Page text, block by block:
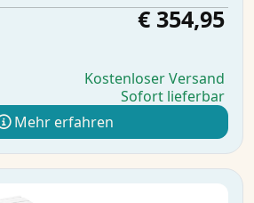
€ 354,95
Kostenloser Versand
Sofort lieferbar
Mehr erfahren